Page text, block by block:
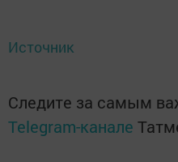
Источник
Следите за самым
Telegram-канале